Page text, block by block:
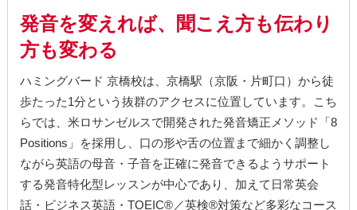
発音を変えれば、聞こえ方も伝わり
方も変わる
ハミングバード 京橋校は、京橋駅（京阪・片町口）から徒
歩たった1分という抜群のアクセスに位置しています。こち
らでは、米ロサンゼルスで開発された発音矯正メソッド「8
Positions」を採用し、口の形や舌の位置まで細かく調整し
ながら英語の母音・子音を正確に発音できるようサポート
する発音特化型レッスンが中心であり、加えて日常英会
話・ビジネス英語・TOEIC®／英検®対策など多彩なコース